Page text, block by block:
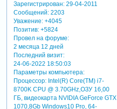
Зарегистрирован: 29-04-2011
Сообщений:2203
Уважение: +4045
Позитив: +5824
Провел на форуме:
2 месяца 12 дней
Последний визит:
24-06-2022 18:50:03
Параметры компьютера:
Процессор: Intel(R) Core(TM) i7-
8700K CPU @ 3.70GHz,ОЗУ 16,00
ГБ, видеокарта NVIDIA GeForce GTX
1070,8Gb Windows10 Pro, 64-